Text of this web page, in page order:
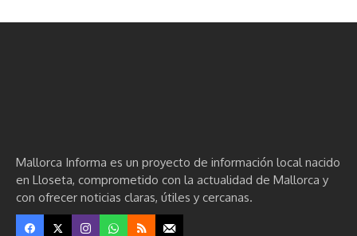
Mallorca Informa es un proyecto de información local nacido
en Lloseta, comprometido con la actualidad de Mallorca y
con ofrecer noticias claras, útiles y cercanas.